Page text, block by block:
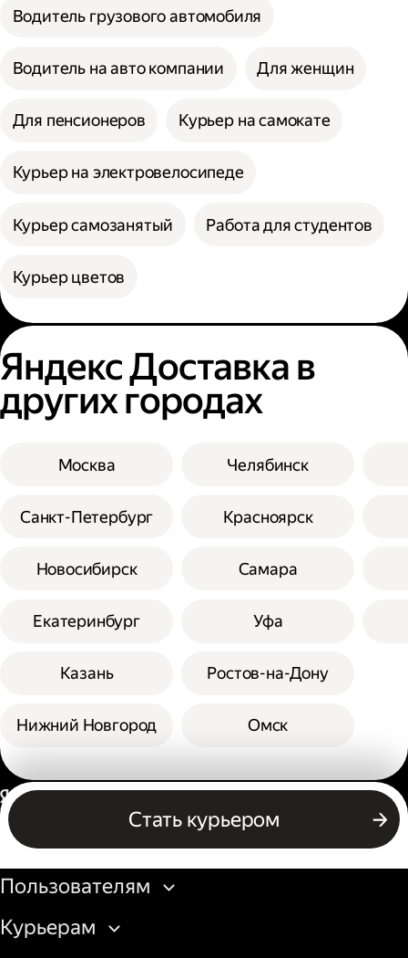
Водитель грузового автомобиля
Водитель на авто компании Для женщин
Для пенсионеров Курьер на самокате
Курьер на электровелосипеде
Курьер самозанятый Работа для студентов
Курьер цветов
Яндекс Доставка в
других городах
Москва
Санкт-Петербург
Новосибирск
Екатеринбург
Казань
Нижний Новгород
Челябинск
Красноярск
Самара
Уфа
Ростов-на-Дону
Омск
Стать курьером
Россия
Бизнесу
Пользователям
Курьерам